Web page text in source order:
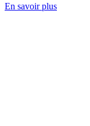
En savoir plus